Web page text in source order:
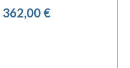
362,00 €